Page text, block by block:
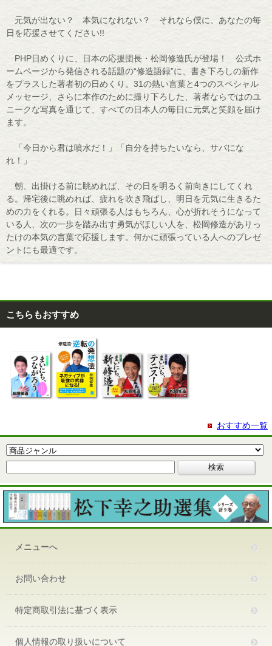
元気が出ない？ 本気になれない？ それなら僕に、あなたの毎
日を応援させてください!!
PHP日めくりに、日本の応援団長・松岡修造氏が登場！ 公式ホ
ームページから発信される話題の“修造語録”に、書き下ろしの新作
をプラスした著者初の日めくり。31の熱い言葉と4つのスペシャル
メッセージ、さらに本作のために撮り下ろした、著者ならではのユ
ニークな写真を通じて、すべての日本人の毎日に元気と笑顔を届け
ます。
「今日から君は噴水だ！」「自分を持ちたいなら、サバにな
れ！」
朝、出掛ける前に眺めれば、その日を明るく前向きにしてくれ
る。帰宅後に眺めれば、疲れを吹き飛ばし、明日を元気に生きるた
めの力をくれる。日々頑張る人はもちろん、心が折れそうになって
いる人、次の一歩を踏み出す勇気がほしい人を、松岡修造がありっ
たけの本気の言葉で応援します。何かに頑張っている人へのプレゼ
ントにも最適です。
こちらもおすすめ
おすすめ一覧
メニューへ
お問い合わせ
特定商取引法に基づく表示
個人情報の取り扱いについて